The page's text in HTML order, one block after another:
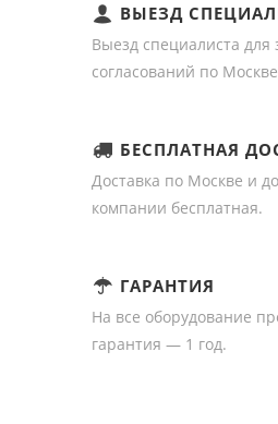
ВЫЕЗД
Выезд специалиста для
согласований по
БЕСПЛАТНАЯ
Доставка по Москве и
компании бесплатная.
ГАРАНТИЯ
На все оборудование
гарантия — 1 год.